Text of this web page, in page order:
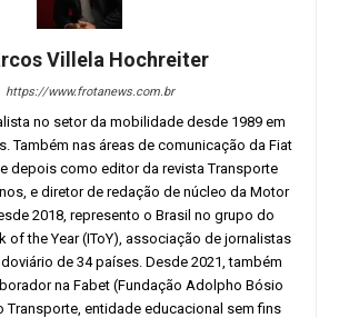
Villela Hochreiter
https://www.frotanews.com.br
no setor da mobilidade desde 1989 em
Também nas áreas de comunicação da Fiat
depois como editor da revista Transporte
e diretor de redação de núcleo da Motor
2018, represento o Brasil no grupo do
of the Year (IToY), associação de jornalistas
de 34 países. Desde 2021, também
na Fabet (Fundação Adolpho Bósio
Transporte, entidade educacional sem fins